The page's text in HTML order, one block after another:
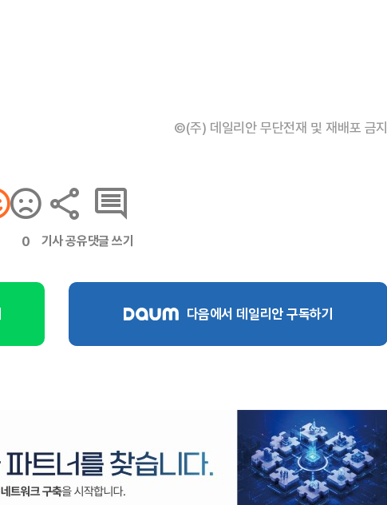
©(주) 데일리안 무단전재 및 재배포 금지
0 기사 공유댓글 쓰기
다음에서 데일리안 구독하기